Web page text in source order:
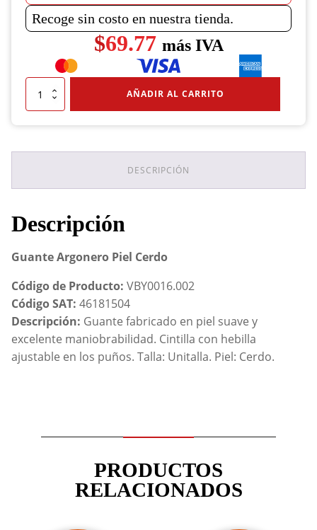
Recoge sin costo en nuestra tienda.
$69.77 más IVA
Guante
Argonero
Cerdo
AÑADIR AL CARRITO
DESCRIPCIÓN
Descripción
Guante Argonero Piel Cerdo
Código de Producto: VBY0016.002
Código SAT: 46181504
Descripción: Guante fabricado en piel suave y
excelente maniobrabilidad. Cintilla con hebilla
ajustable en los puños. Talla: Unitalla. Piel: Cerdo.
PRODUCTOS
RELACIONADOS